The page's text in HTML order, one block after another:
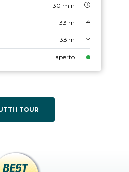
30 min
33 m
33 m
aperto
I TOUR